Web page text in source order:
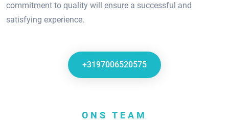
commitment to quality will ensure a successful and
satisfying experience.
+3197006520575
ONS TEAM